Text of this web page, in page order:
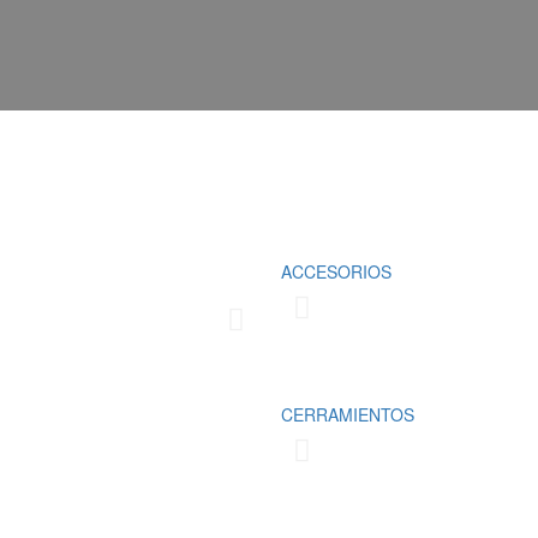
Fabricamos cubrimientos para la
ACCESORIOS
CERRAMIENTOS